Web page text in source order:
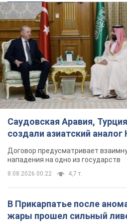
Саудовская Аравия,
создали азиатский
Договор предусматривает
нападения на одно из государств
8.08.2026 00:22 4,7 т.
В Прикарпатье после
жары прошел сильный